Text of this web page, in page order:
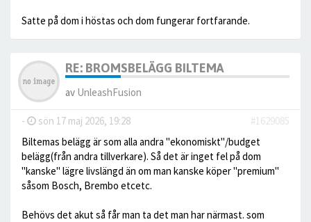
Satte på dom i höstas och dom fungerar fortfarande.
RE: BROMSBELÄGG BILTEMA
av UnleashFusion
- sön 17 maj 2026, 19:28
#1629085
Biltemas belägg är som alla andra "ekonomiskt"/budget
belägg(från andra tillverkare). Så det är inget fel på dom
"kanske" lägre livslängd än om man kanske köper "premium"
såsom Bosch, Brembo etcetc.
Behövs det akut så får man ta det man har närmast. som